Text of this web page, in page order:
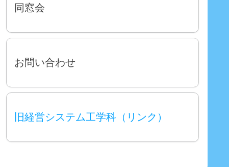
同窓会
お問い合わせ
旧経営システム工学科（リンク）